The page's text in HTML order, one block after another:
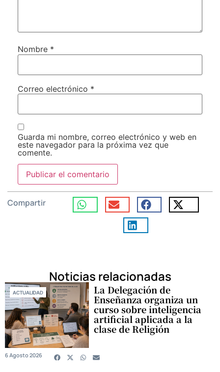
Nombre *
Correo electrónico *
Guarda mi nombre, correo electrónico y web en
este navegador para la próxima vez que
comente.
Compartir
Noticias relacionadas
ACTUALIDAD La Delegación de
Enseñanza organiza un
curso sobre inteligencia
artificial aplicada a la
clase de Religión
6 Agosto 2026